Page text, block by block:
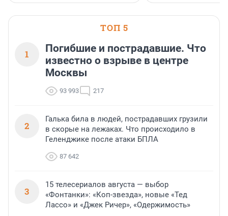
ТОП 5
1
Погибшие и пострадавшие. Что
известно о взрыве в центре
Москвы
93 993 217
2
Галька била в людей, пострадавших грузили
в скорые на лежаках. Что происходило в
Геленджике после атаки БПЛА
87 642
3
15 телесериалов августа — выбор
«Фонтанки»: «Коп-звезда», новые «Тед
Лассо» и «Джек Ричер», «Одержимость»